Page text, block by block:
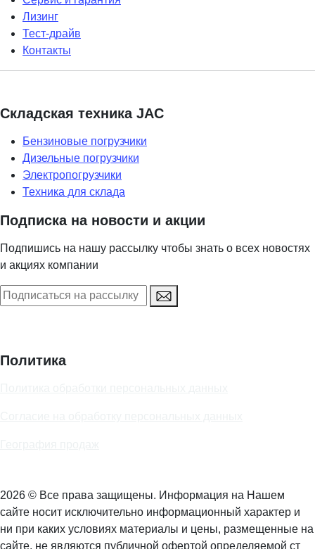
Лизинг
Тест-драйв
Контакты
Складская техника JAC
Бензиновые погрузчики
Дизельные погрузчики
Электропогрузчики
Техника для склада
Подписка на новости и акции
Подпишись на нашу рассылку чтобы знать о всех новостях
и акциях компании
Политика
2026 © Все права защищены. Информация на Нашем
сайте носит исключительно информационный характер и
ни при каких условиях материалы и цены, размещенные на
сайте, не являются публичной офертой определяемой ст